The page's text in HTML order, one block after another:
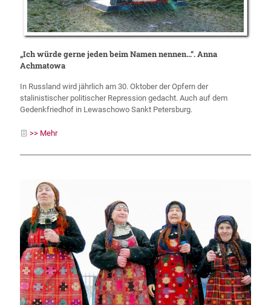
„Ich würde gerne jeden beim Namen nennen…“. Anna
Achmatowa
In Russland wird jährlich am 30. Oktober der Opfern der
stalinistischer politischer Repression gedacht. Auch auf dem
Gedenkfriedhof in Lewaschowo Sankt Petersburg.
>> Mehr